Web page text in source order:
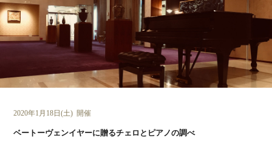
2020年1月18日(土) 開催
ベートーヴェンイヤーに贈るチェロとピアノの調べ